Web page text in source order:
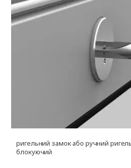
ригельний замок або ручний
блокуючий